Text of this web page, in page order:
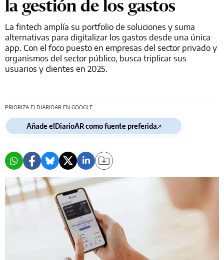
la gestión de los gastos
La fintech amplía su portfolio de soluciones y suma
alternativas para digitalizar los gastos desde una única
app. Con el foco puesto en empresas del sector privado y
organismos del sector público, busca triplicar sus
usuarios y clientes en 2025.
PRIORIZA ELDIARIOAR EN GOOGLE
Añade elDiarioAR como fuente preferida